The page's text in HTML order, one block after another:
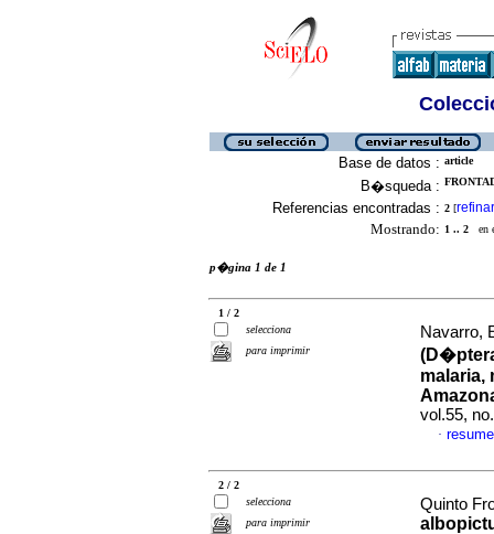
Base de datos : article
B�squeda :
Referencias encontradas : 2 [refinar
Mostrando: 1 .. 2 en
p�gina 1 de 1
1 / 2
selecciona
para imprimir
Navarro,
malaria,
vol.55,
·
2 / 2
selecciona
para imprimir
Quinto